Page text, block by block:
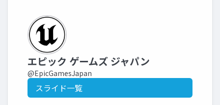
エピック ゲームズ ジャパン
@EpicGamesJapan
スライド一覧